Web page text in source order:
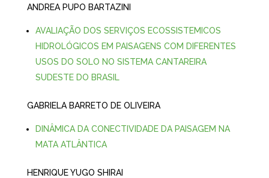
ANDREA PUPO BARTAZINI
AVALIAÇÃO DOS SERVIÇOS ECOSSISTEMICOS
HIDROLÓGICOS EM PAISAGENS COM DIFERENTES
USOS DO SOLO NO SISTEMA CANTAREIRA
SUDESTE DO BRASIL
GABRIELA BARRETO DE OLIVEIRA
DINÂMICA DA CONECTIVIDADE DA PAISAGEM NA
MATA ATLÂNTICA
HENRIQUE YUGO SHIRAI